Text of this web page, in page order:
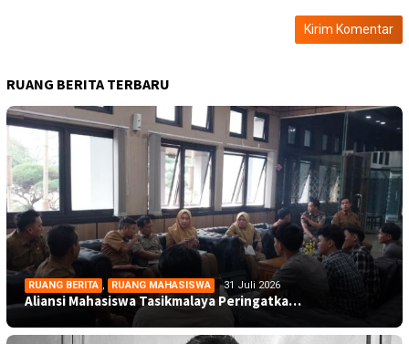
RUANG BERITA TERBARU
RUANG BERITA , RUANG MAHASISWA 31 Juli 2026
Aliansi Mahasiswa Tasikmalaya Peringatka…